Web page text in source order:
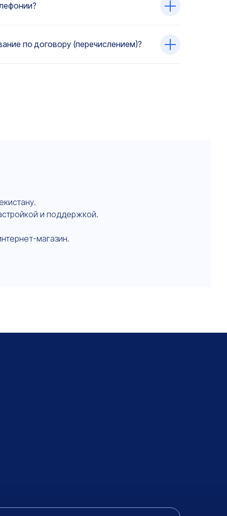
по договору (перечислением)?
и поддержкой.
магазин.